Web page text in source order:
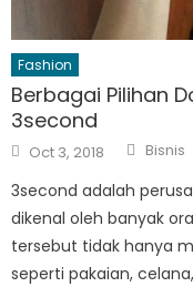
Fashion
Berbagai Pilihan
3second
Posted
on
Oct 3, 2018 Author
Bisnis
3second adalah
dikenal oleh banyak
tersebut tidak hanya
seperti pakaian,